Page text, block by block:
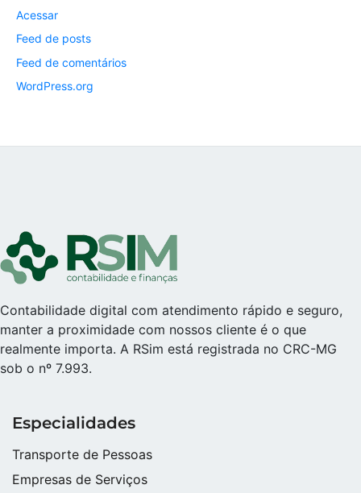
Acessar
Feed de posts
Feed de comentários
WordPress.org
Contabilidade digital com atendimento rápido e seguro,
manter a proximidade com nossos cliente é o que
realmente importa. A RSim está registrada no CRC-MG
sob o nº 7.993.
Especialidades
Transporte de Pessoas
Empresas de Serviços